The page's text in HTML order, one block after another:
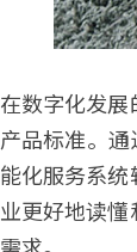
在数字化发
产品标准。
能化服务系
业更好地读